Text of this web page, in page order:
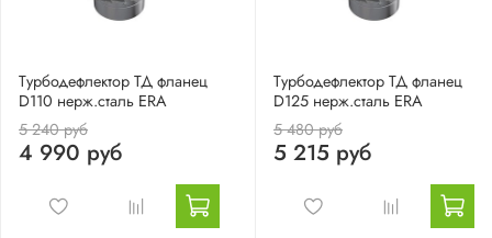
Турбодефлектор ТД фланец
D110 нерж.сталь ERA
5 240 руб
4 990 руб
Турбодефлектор ТД фланец
D125 нерж.сталь ERA
5 480 руб
5 215 руб